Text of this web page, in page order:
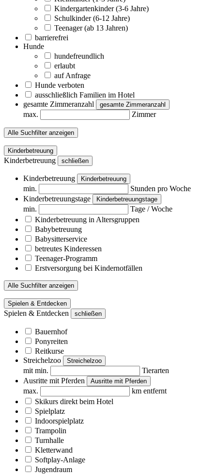
Kindergartenkinder (3-6 Jahre)
Schulkinder (6-12 Jahre)
Teenager (ab 13 Jahren)
barrierefrei
Hunde
hundefreundlich
erlaubt
auf Anfrage
Hunde verboten
ausschließlich Familien im Hotel
gesamte Zimmeranzahl
gesamte Zimmeranzahl
max. Zimmer
Alle Suchfilter anzeigen
Kinderbetreuung
Kinderbetreuung schließen
Kinderbetreuung Kinderbetreuung
min.
Stunden pro Woche
Kinderbetreuungstage
Kinderbetreuungstage
min.
Tage / Woche
Kinderbetreuung in Altersgruppen
Babybetreuung
Babysitterservice
betreutes Kinderessen
Teenager-Programm
Erstversorgung bei Kindernotfällen
Alle Suchfilter anzeigen
Spielen & Entdecken
Spielen & Entdecken schließen
Bauernhof
Ponyreiten
Reitkurse
Streichelzoo
Streichelzoo
mit min.
Tierarten
Ausritte mit Pferden
Ausritte mit Pferden
max.
km entfernt
Skikurs direkt beim Hotel
Spielplatz
Indoorspielplatz
Trampolin
Turnhalle
Kletterwand
Softplay-Anlage
Jugendraum